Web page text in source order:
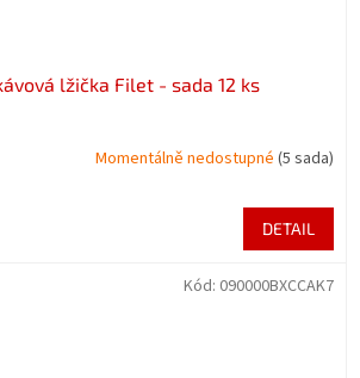
lžička Filet - sada 12 ks
Momentálně nedostupné (5 sada)
DETAIL
Kód: 090000BXCCAK7